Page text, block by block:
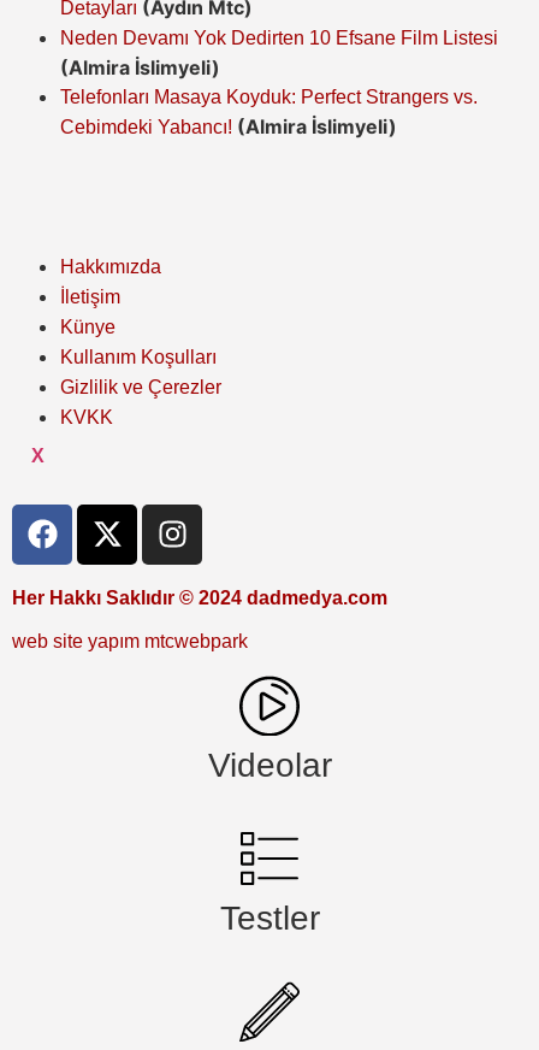
Detayları (Aydın Mtc)
Neden Devamı Yok Dedirten 10 Efsane Film Listesi
(Almira İslimyeli)
Telefonları Masaya Koyduk: Perfect Strangers vs.
Cebimdeki Yabancı! (Almira İslimyeli)
Hakkımızda
İletişim
Künye
Kullanım Koşulları
Gizlilik ve Çerezler
KVKK
X
Her Hakkı Saklıdır © 2024 dadmedya.com
web site yapım mtcwebpark
Videolar
Testler